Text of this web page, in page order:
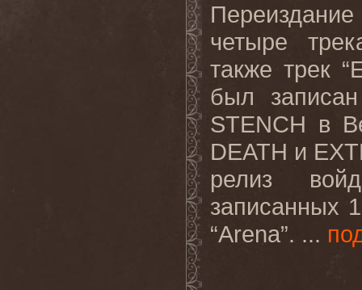
четыре
также трек
был
STENCH в
DEATH и
релиз
записанных
“Arena”. ...